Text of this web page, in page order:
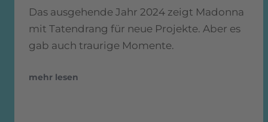
Das ausgehende Jahr 2024 zeigt Madonna
mit Tatendrang für neue Projekte. Aber es
gab auch traurige Momente.
mehr lesen